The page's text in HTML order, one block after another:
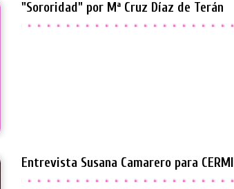
"Sororidad" por Mª Cruz Díaz de Terán
Entrevista Susana Camarero para CERMI